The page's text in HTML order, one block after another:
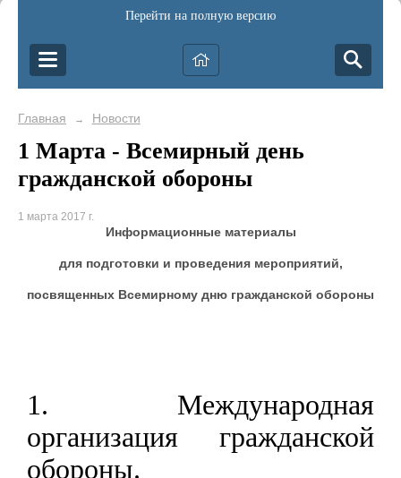
Перейти на полную версию
Главная → Новости
1 Марта - Всемирный день
гражданской обороны
1 марта 2017 г.
Информационные материалы
для подготовки и проведения мероприятий,
посвященных Всемирному дню гражданской обороны
1. Международная
организация гражданской
обороны.